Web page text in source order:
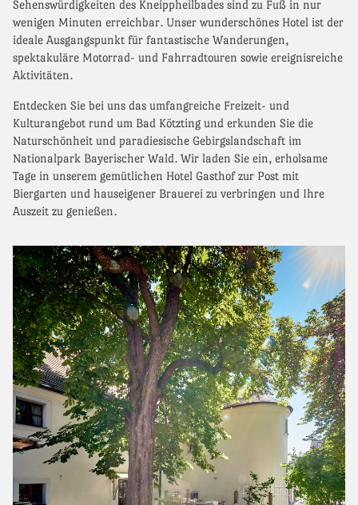
Sehenswürdigkeiten des Kneippheilbades sind zu Fuß in nur
wenigen Minuten erreichbar. Unser wunderschönes Hotel ist der
ideale Ausgangspunkt für fantastische Wanderungen,
spektakuläre Motorrad- und Fahrradtouren sowie ereignisreiche
Aktivitäten.
Entdecken Sie bei uns das umfangreiche Freizeit- und
Kulturangebot rund um Bad Kötzting und erkunden Sie die
Naturschönheit und paradiesische Gebirgslandschaft im
Nationalpark Bayerischer Wald. Wir laden Sie ein, erholsame
Tage in unserem gemütlichen Hotel Gasthof zur Post mit
Biergarten und hauseigener Brauerei zu verbringen und Ihre
Auszeit zu genießen.